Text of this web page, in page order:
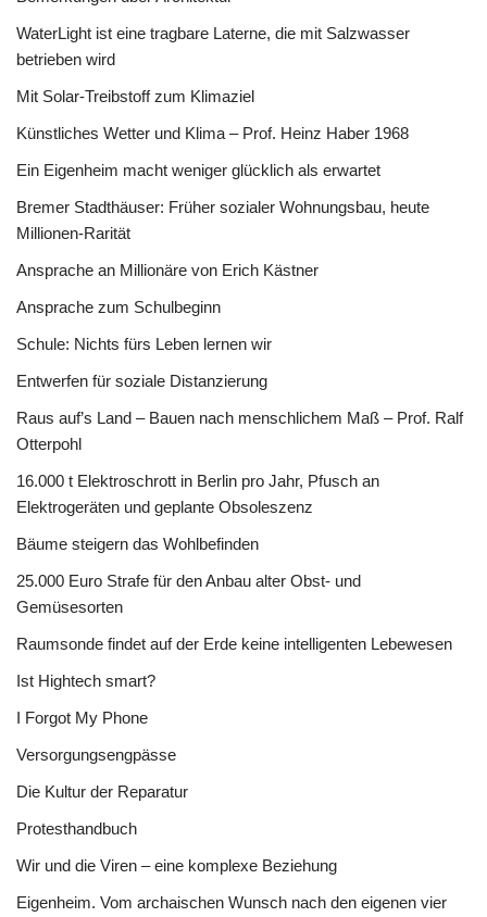
WaterLight ist eine tragbare Laterne, die mit Salzwasser
betrieben wird
Mit Solar-Treibstoff zum Klimaziel
Künstliches Wetter und Klima – Prof. Heinz Haber 1968
Ein Eigenheim macht weniger glücklich als erwartet
Bremer Stadthäuser: Früher sozialer Wohnungsbau, heute
Millionen-Rarität
Ansprache an Millionäre von Erich Kästner
Ansprache zum Schulbeginn
Schule: Nichts fürs Leben lernen wir
Entwerfen für soziale Distanzierung
Raus auf’s Land – Bauen nach menschlichem Maß – Prof. Ralf
Otterpohl
16.000 t Elektroschrott in Berlin pro Jahr, Pfusch an
Elektrogeräten und geplante Obsoleszenz
Bäume steigern das Wohlbefinden
25.000 Euro Strafe für den Anbau alter Obst- und
Gemüsesorten
Raumsonde findet auf der Erde keine intelligenten Lebewesen
Ist Hightech smart?
I Forgot My Phone
Versorgungsengpässe
Die Kultur der Reparatur
Protesthandbuch
Wir und die Viren – eine komplexe Beziehung
Eigenheim. Vom archaischen Wunsch nach den eigenen vier